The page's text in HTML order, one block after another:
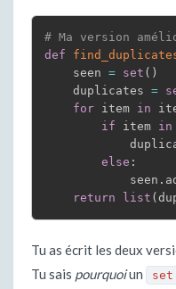
# Ma version
def
    seen
= set ( )
    duplicates
=
for item in
if item in
else :
            seen
.
return
list (
Tu as écrit les deux
Tu sais pourquoiun set